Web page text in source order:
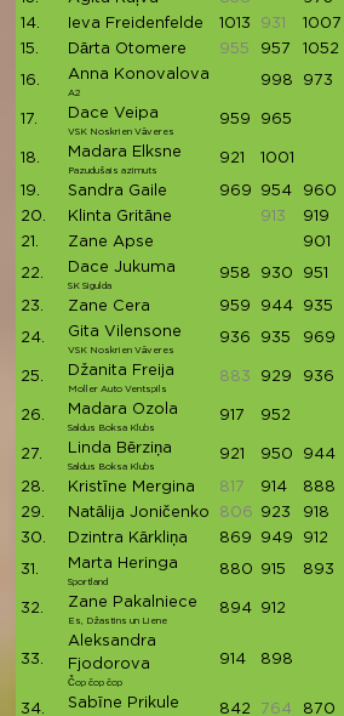
14.
Ieva Freidenfelde 1013 931 1007
15.
Dārta Otomere 955 957 1052
16. Anna Konovalova
A2
998 973
17. Dace Veipa
VSK Noskrien Vāveres
959 965
18. Madara Elksne
Pazudušais azimuts
921 1001
19. Sandra Gaile 969 954 960
20.
Klinta Gritāne 913 919
21.
Zane Apse 901
22. Dace Jukuma
SK Sigulda
958 930 951
23. Zane Cera 959 944 935
24. Gita Vilensone
VSK Noskrien Vāveres
936 935 969
25. Džanita Freija
Moller Auto Ventspils
883 929 936
26. Madara Ozola
Saldus Boksa Klubs
917 952
27. Linda Bērziņa
Saldus Boksa Klubs
921 950 944
28. Kristīne Mergina 817 914 888
29.
Natālija Joničenko 806 923 918
30.
Dzintra Kārkliņa 869 949 912
31. Marta Heringa
Sportland
880 915 893
32. Zane Pakalniece
Es, Džastins un Liene
894 912
33.
Aleksandra
Fjodorova
Čop čop čop
914 898
34. Sabīne Prikule 842 764 870